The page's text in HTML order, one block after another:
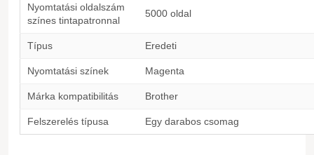
Nyomtatási oldalszám
színes tintapatronnal
5000 oldal
Típus Eredeti
Nyomtatási színek Magenta
Márka kompatibilitás Brother
Felszerelés típusa Egy darabos csomag